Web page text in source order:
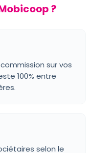
?
sur vos
100% entre
selon le